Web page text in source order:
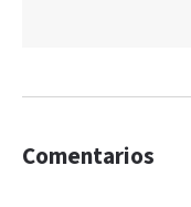
Comentarios